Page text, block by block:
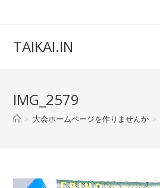
TAIKAI.IN
IMG_2579
> 大会ホームページを作りませんか >